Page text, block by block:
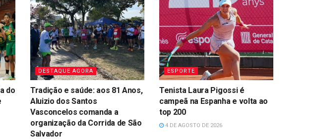
do
DESTAQUE AGORA
Tradição e saúde: aos 81 Anos,
Aluizio dos Santos
Vasconcelos comanda a
organização da Corrida de São
Salvador
ESPORTE
Tenista Laura Pigossi é
campeã na Espanha e volta ao
top 200
4 DE AGOSTO DE 2026